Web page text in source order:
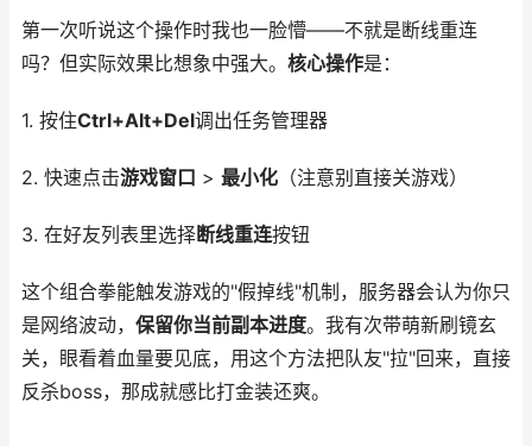
第一次听说这个操作时我也一脸懵——不就是断线重连
吗？但实际效果比想象中强大。 核心操作是：
1. 按住Ctrl+Alt+Del调出任务管理器
2. 快速点击游戏窗口 > 最小化 （注意别直接关游戏）
3. 在好友列表里选择断线重连按钮
这个组合拳能触发游戏的"假掉线"机制，服务器会认为你只
是网络波动， 保留你当前副本进度。我有次带萌新刷镜玄
关，眼看着血量要见底，用这个方法把队友"拉"回来，直接
反杀boss，那成就感比打金装还爽。